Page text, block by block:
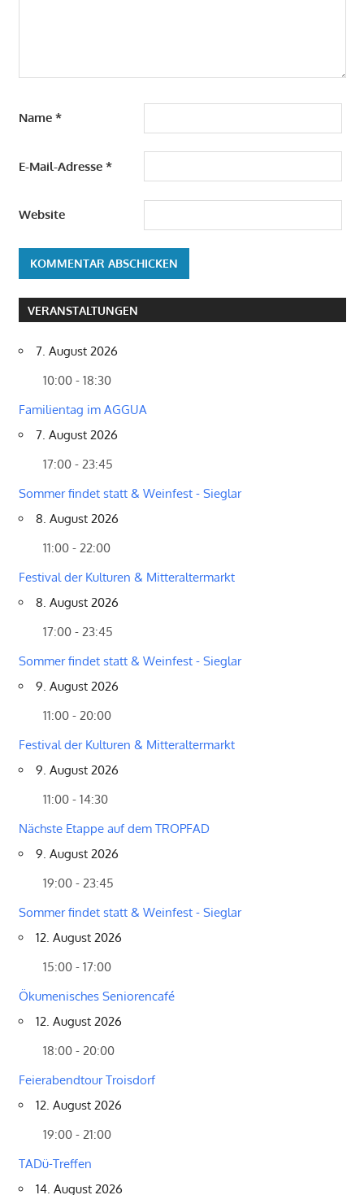
Name *
E-Mail-Adresse *
Website
VERANSTALTUNGEN
7. August 2026
10:00 - 18:30
Familientag im AGGUA
7. August 2026
17:00 - 23:45
Sommer findet statt & Weinfest - Sieglar
8. August 2026
11:00 - 22:00
Festival der Kulturen & Mitteraltermarkt
8. August 2026
17:00 - 23:45
Sommer findet statt & Weinfest - Sieglar
9. August 2026
11:00 - 20:00
Festival der Kulturen & Mitteraltermarkt
9. August 2026
11:00 - 14:30
Nächste Etappe auf dem TROPFAD
9. August 2026
19:00 - 23:45
Sommer findet statt & Weinfest - Sieglar
12. August 2026
15:00 - 17:00
Ökumenisches Seniorencafé
12. August 2026
18:00 - 20:00
Feierabendtour Troisdorf
12. August 2026
19:00 - 21:00
TADü-Treffen
14. August 2026